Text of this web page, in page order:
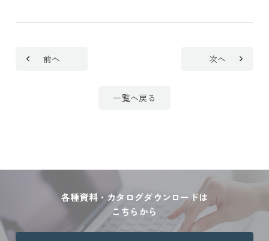
前へ
一覧へ戻る
次へ
各種資料・カタログダウンロードは
こちらから